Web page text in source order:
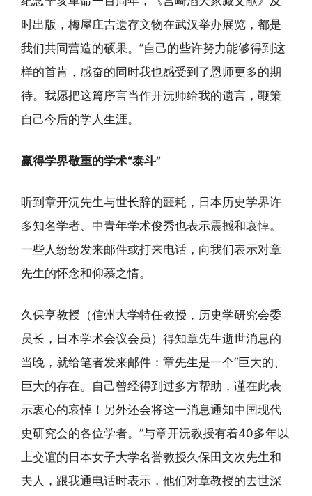
时出版，梅屋庄吉遗存文物在武汉举办展览，都是
我们共同营造的硕果。”自己的些许努力能够得到这
样的首肯，感奋的同时我也感受到了恩师更多的期
待。我愿把这篇序言当作开沅师给我的遗言，鞭策
自己今后的学人生涯。
赢得学界敬重的学术“泰斗”
听到章开沅先生与世长辞的噩耗，日本历史学界许
多知名学者、中青年学术俊秀也表示震撼和哀悼。
一些人纷纷发来邮件或打来电话，向我们表示对章
先生的怀念和仰慕之情。
久保亨教授（信州大学特任教授，历史学研究会委
员长，日本学术会议会员）得知章先生逝世消息的
当晚，就给笔者发来邮件：章先生是一个“巨大的、
巨大的存在。自己曾经得到过多方帮助，谨在此表
示衷心的哀悼！另外还会将这一消息通知中国现代
史研究会的各位学者。”与章开沅教授有着40多年以
上交谊的日本女子大学名誉教授久保田文次先生和
夫人，跟我通电话时表示，他们对章教授的去世深